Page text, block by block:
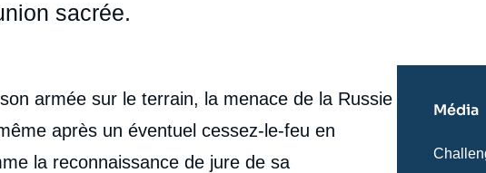
sacrée.
armée sur le terrain, la menace de la Russie
après un éventuel cessez-le-feu en
la reconnaissance de jure de sa
Média
Nom